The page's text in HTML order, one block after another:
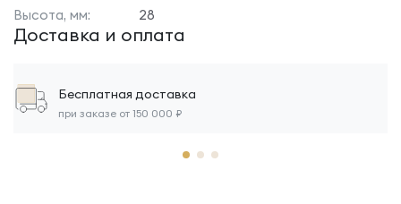
Высота, мм: 28
Доставка и оплата
Бесплатная доставка
при заказе от 150 000 ₽